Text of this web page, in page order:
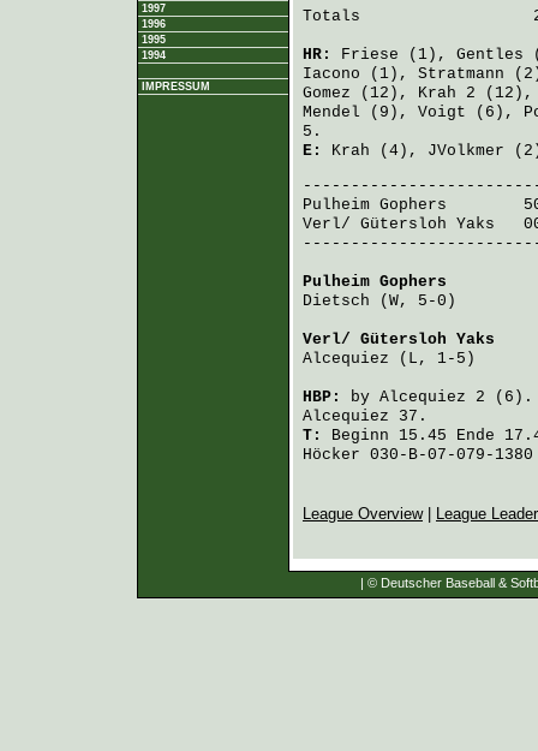
1997
1996
1995
1994
IMPRESSUM
Totals
HR: Friese (1), Gentles
Iacono (1), Stratmann
Gomez (12), Krah 2
Mendel (9), Voigt (6),
5.
E: Krah (4), JVolkmer
Pulheim Gophers
Verl/ Gütersloh Yaks
Pulheim Gophers
Dietsch (W, 5-0)
Verl/ Gütersloh Yaks
Alcequiez (L, 1-5)
HBP: by Alcequiez 2
Alcequiez 37.
T:
Beginn 15.45 Ende
Höcker 030-B-07-079-1380
League Overview| League
| © Deutscher Baseball &